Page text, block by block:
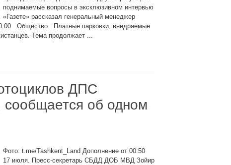
поднимаемые вопросы в эксклюзивном интервью
«Газете» рассказал генеральный менеджер
Общество Платные парковки, внедряемые
Тема продолжает ...
ДПС
об одном
Фото: t.me/Tashkent_Land Дополнение от 00:50
17 июля. Пресс-секретарь СБДД ДОБ МВД Зойир